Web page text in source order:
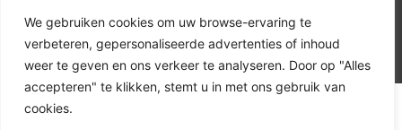
We gebruiken cookies om uw browse-ervaring te
verbeteren, gepersonaliseerde advertenties of inhoud
weer te geven en ons verkeer te analyseren. Door op "Alles
accepteren" te klikken, stemt u in met ons gebruik van
cookies.